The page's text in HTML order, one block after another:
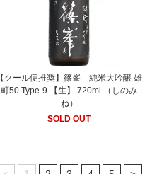
【クール便推奨】篠峯 純米大吟醸 雄
町50 Type-9 【生】 720ml （しのみ
ね）
SOLD OUT